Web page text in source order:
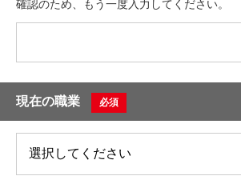
確認のため、もう一度入力してください。
現在の職業 必須